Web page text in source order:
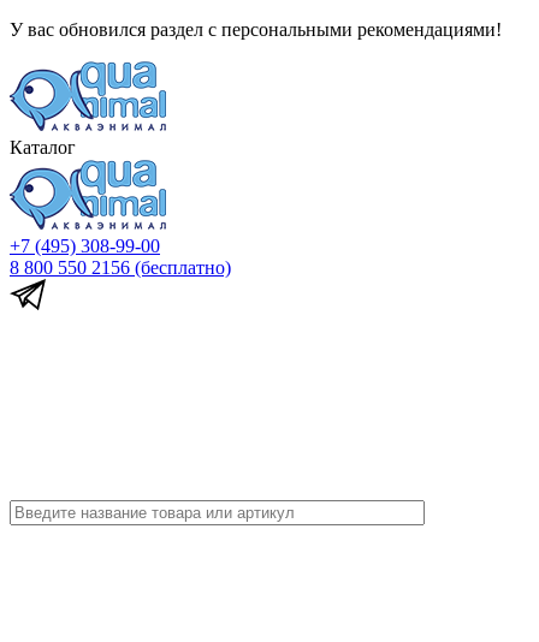
У вас обновился раздел с персональными рекомендациями!
Каталог
+7 (495) 308-99-00
8 800 550 2156 (бесплатно)